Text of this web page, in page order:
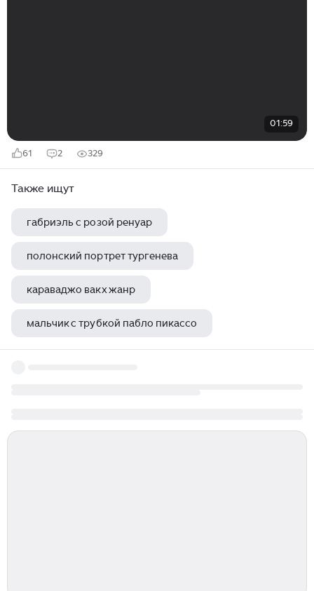
01:59
61 2 329
Также ищут
габриэль с розой ренуар
полонский портрет тургенева
караваджо вакх жанр
мальчик с трубкой пабло пикассо